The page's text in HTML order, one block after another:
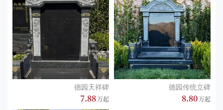
德园天祥碑
7.88
德园传统立碑
8.80